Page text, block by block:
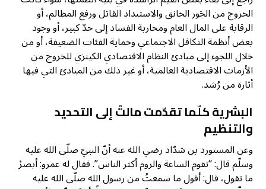
الخروج من الجَور الخانق والاستبداد القاتل ورفع المظالم، أو
الرقابة على المال العام ومحاربة الفساد إلى حدّ كبير، أو وجود
بعض أنظمة التكافل الاجتماعي وحماية الفئات الضعيفة، أو من
خلال اللجوء إلى مبادئ النظام الاقتصادي الكينزي للخروج من
الأزمات الاقتصادية العالمية، أو غير ذلك من المبادئ التي فيها
أثارة من رُشد.
البشرية كلّما تقدّمت مالتْ إلى التحديد
والتنظيم
وعن المستورد بن شدّاد رضي الله عنه أنّ النبيّ صلّى الله عليه
وسلّم قال: “تقوم الساعة والروم أكثر الناس”. فقال له عمرو: أبصرْ
ما تقول، قال: أقول ما سمعتُ من رسول الله صلّى الله عليه